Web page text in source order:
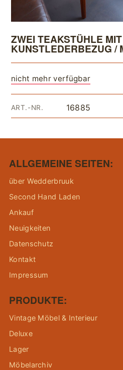
ZWEI TEAKSTÜHLE MIT
KUNSTLEDERBEZUG /
nicht mehr verfügbar
ART.-NR. 16885
ALLGEMEINE SEITEN:
über Wedderbruuk
Second Hand Laden
Ankauf
Neuigkeiten
Datenschutz
Kontakt
Impressum
PRODUKTE:
Vintage Möbel & Interieur
Deluxe
Lager
Möbelarchiv